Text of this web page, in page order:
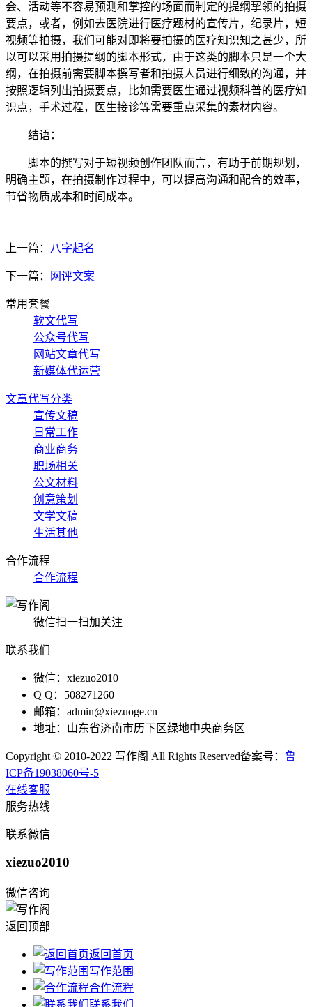
会、活动等不容易预测和掌控的场面而制定的提纲挈领的拍摄
要点，或者，例如去医院进行医疗题材的宣传片，纪录片，短
视频等拍摄，我们可能对即将要拍摄的医疗知识知之甚少，所
以可以采用拍摄提纲的脚本形式，由于这类的脚本只是一个大
纲，在拍摄前需要脚本撰写者和拍摄人员进行细致的沟通，并
按照逻辑列出拍摄要点，比如需要医生通过视频科普的医疗知
识点，手术过程，医生接诊等需要重点采集的素材内容。
结语：
脚本的撰写对于短视频创作团队而言，有助于前期规划，
明确主题，在拍摄制作过程中，可以提高沟通和配合的效率，
节省物质成本和时间成本。
上一篇： 八字起名
下一篇： 网评文案
常用套餐
软文代写
公众号代写
网站文章代写
新媒体代运营
文章代写分类
宣传文稿
日常工作
商业商务
职场相关
公文材料
创意策划
文学文稿
生活其他
合作流程
合作流程
微信扫一扫加关注
联系我们
微信：xiezuo2010
Q Q：508271260
邮箱：admin@xiezuoge.cn
地址：山东省济南市历下区绿地中央商务区
Copyright © 2010-2022 写作阁 All Rights Reserved备案号： 鲁
ICP备19038060号-5
在线客服
服务热线
联系微信
xiezuo2010
微信咨询
返回顶部
返回首页
写作范围
合作流程
联系我们